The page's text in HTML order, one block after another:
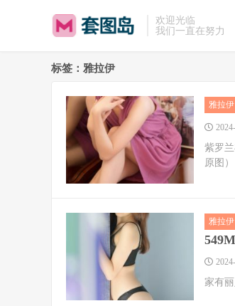
欢迎光临
我们一直在努力
标签：雅拉伊
雅拉伊
紫罗
原图）
雅拉伊
家有